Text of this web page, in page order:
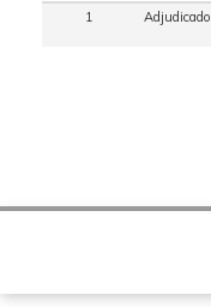
1 Adjudicado